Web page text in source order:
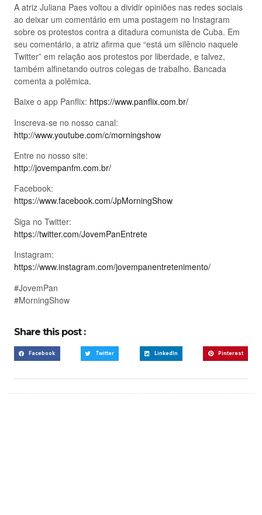
A atriz Juliana Paes voltou a dividir opiniões nas redes sociais
ao deixar um comentário em uma postagem no Instagram
sobre os protestos contra a ditadura comunista de Cuba. Em
seu comentário, a atriz afirma que “está um silêncio naquele
Twitter” em relação aos protestos por liberdade, e talvez,
também alfinetando outros colegas de trabalho. Bancada
comenta a polêmica.
Baixe o app Panflix: https://www.panflix.com.br/
Inscreva-se no nosso canal:
http://www.youtube.com/c/morningshow
Entre no nosso site:
http://jovempanfm.com.br/
Facebook:
https://www.facebook.com/JpMorningShow
Siga no Twitter:
https://twitter.com/JovemPanEntrete
Instagram:
https://www.instagram.com/jovempanentretenimento/
#JovemPan
#MorningShow
Share this post :
Facebook Twitter LinkedIn Pinterest